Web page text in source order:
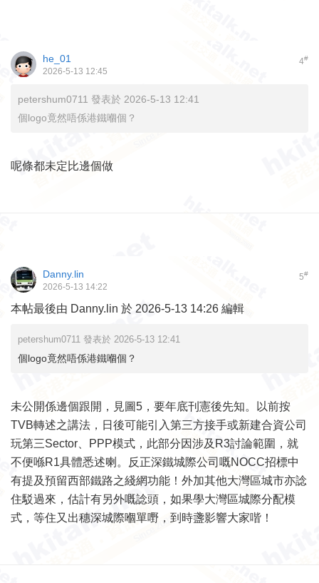
4#
he_01
2026-5-13 12:45
petershum0711 發表於 2026-5-13 12:41
個logo竟然唔係港鐵嗰個？
呢條都未定比邊個做
5#
Danny.lin
2026-5-13 14:22
本帖最後由 Danny.lin 於 2026-5-13 14:26 編輯
petershum0711 發表於 2026-5-13 12:41
個logo竟然唔係港鐵嗰個？
未公開係邊個跟開，見圖5，要年底刊憲後先知。以前按
TVB轉述之講法，日後可能引入第三方接手或新建合資公司
玩第三Sector、PPP模式，此部分因涉及R3討論範圍，就
不便喺R1具體悉述喇。反正深鐵城際公司嘅NOCC招標中
有提及預留西部鐵路之綫網功能！外加其他大灣區城市亦諗
住駁過來，估計有另外嘅諗頭，如果學大灣區城際分配模
式，等住又出穗深城際嗰單嘢，到時盞影響大家喈！